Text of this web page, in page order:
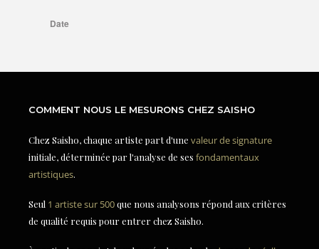
COMMENT NOUS LE MESURONS CHEZ SAISHO
Chez Saisho, chaque artiste part d'une valeur de signature
initiale, déterminée par l'analyse de ses fondamentaux
artistiques.
Seul 1 artiste sur 500que nous analysons répond aux critères
de qualité requis pour entrer chez Saisho.